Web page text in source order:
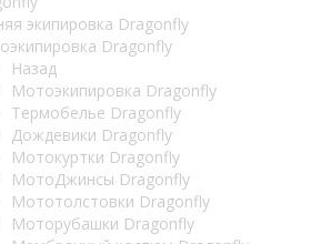
экипировка Dragonfly
Dragonfly
Назад
Мотоэкипировка Dragonfly
Термобелье Dragonfly
Дождевики Dragonfly
Мотокуртки Dragonfly
МотоДжинсы Dragonfly
Мототолстовки Dragonfly
Моторубашки Dragonfly